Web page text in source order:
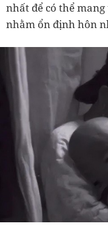
nhất để có thể
nhằm ổn định hôn